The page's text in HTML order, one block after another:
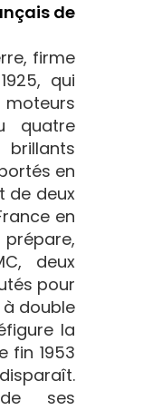
de
firme
qui
moteurs
quatre
en
de deux
en
prépare,
deux
pour
à double
la
fin 1953
ses